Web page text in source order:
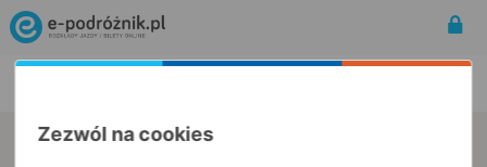
Bolewicko
Nowy Tomyśl
Zezwól na cookies